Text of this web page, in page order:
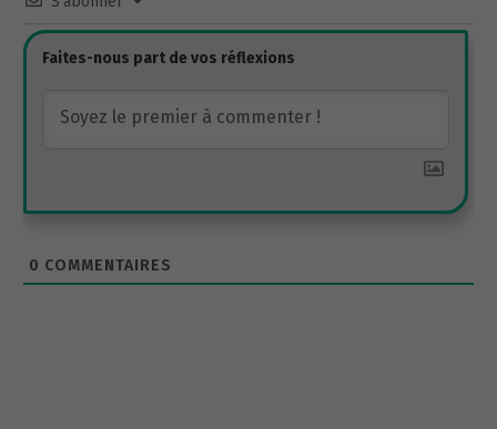
0 COMMENTAIRES